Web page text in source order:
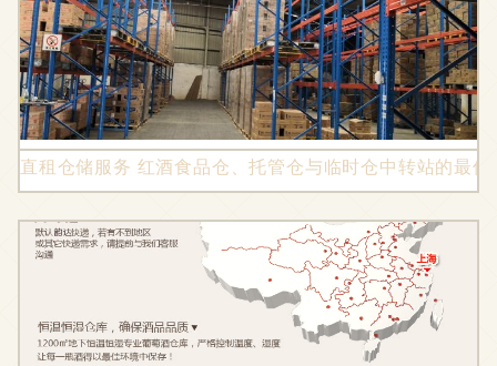
直租仓储服务 红酒食品仓、托管仓与临时仓中转站的最佳